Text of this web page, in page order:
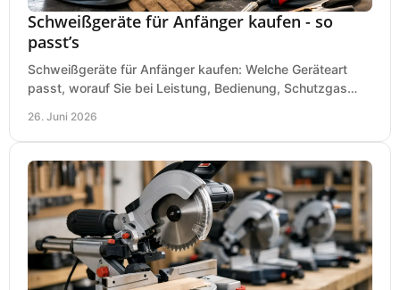
Schweißgeräte für Anfänger kaufen - so
passt’s
Schweißgeräte für Anfänger kaufen: Welche Geräteart
passt, worauf Sie bei Leistung, Bedienung, Schutzgas
26. Juni 2026